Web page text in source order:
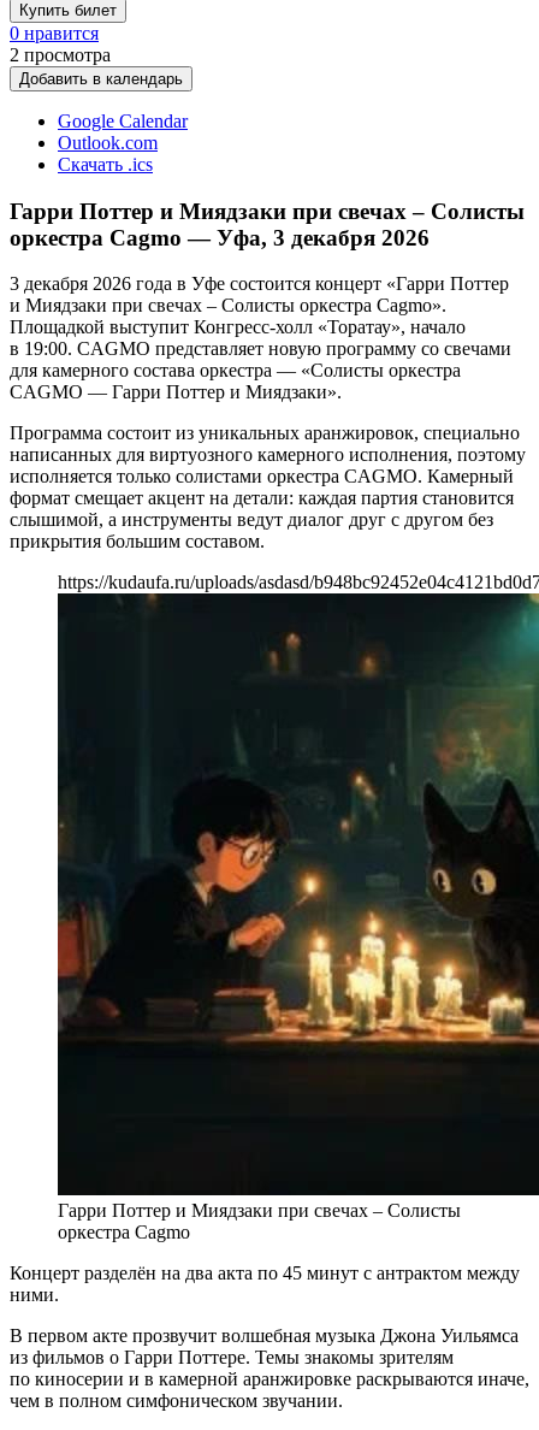
Купить билет
0 нравится
2 просмотра
Добавить в календарь
Google Calendar
Outlook.com
Скачать .ics
Гарри Поттер и Миядзаки при свечах – Солисты
оркестра Cagmo — Уфа, 3 декабря 2026
3 декабря 2026 года в Уфе состоится концерт «Гарри Поттер
и Миядзаки при свечах – Солисты оркестра Cagmo».
Площадкой выступит Конгресс-холл «Торатау», начало
в 19:00. CAGMO представляет новую программу со свечами
для камерного состава оркестра — «Солисты оркестра
CAGMO — Гарри Поттер и Миядзаки».
Программа состоит из уникальных аранжировок, специально
написанных для виртуозного камерного исполнения, поэтому
исполняется только солистами оркестра CAGMO. Камерный
формат смещает акцент на детали: каждая партия становится
слышимой, а инструменты ведут диалог друг с другом без
прикрытия большим составом.
https://kudaufa.ru/uploads/asdasd/
Гарри Поттер и Миядзаки при свечах – Солисты
оркестра Cagmo
Концерт разделён на два акта по 45 минут с антрактом между
ними.
В первом акте прозвучит волшебная музыка Джона Уильямса
из фильмов о Гарри Поттере. Темы знакомы зрителям
по киносерии и в камерной аранжировке раскрываются иначе,
чем в полном симфоническом звучании.